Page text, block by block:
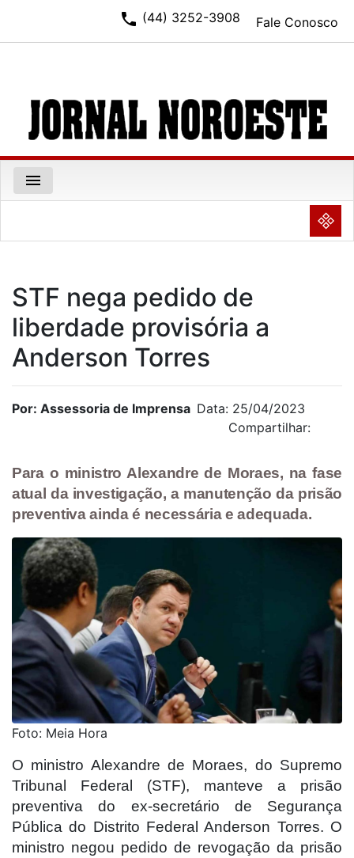
Fale Conosco
phone (44) 3252-3908
menu
NULL
STF nega pedido de
liberdade provisória a
Anderson Torres
Por: Assessoria de Imprensa Data: 25/04/2023
Compartilhar:
Para o ministro Alexandre de Moraes, na fase
atual da investigação, a manutenção da prisão
preventiva ainda é necessária e adequada.
Foto: Meia Hora
O ministro Alexandre de Moraes, do Supremo
Tribunal Federal (STF), manteve a prisão
preventiva do ex-secretário de Segurança
Pública do Distrito Federal Anderson Torres. O
ministro negou pedido de revogação da prisão